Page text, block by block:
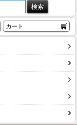
カート